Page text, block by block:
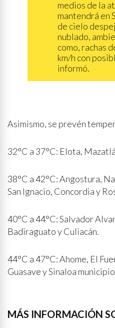
medios de la
mantendrá en
de cielo
nublado,
como, rachas
km/h con
informó.
Asimismo, se prevén
32°C a 37°C: Elota,
38°C a 42°C: Angostura,
San Ignacio, Concordia y
40°C a 44°C: Salvador
Badiraguato y Culiacán.
44°C a 47°C: Ahome, El
Guasave y Sinaloa
MÁS INFORMACIÓN